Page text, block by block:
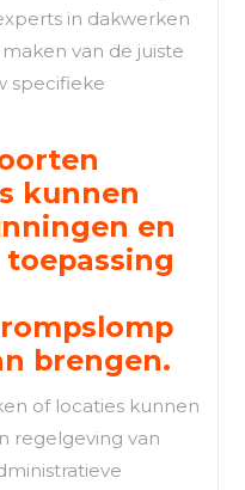
in dakwerken
van de juiste
specifieke
kunnen
en
brengen.
of locaties kunnen
regelgeving van